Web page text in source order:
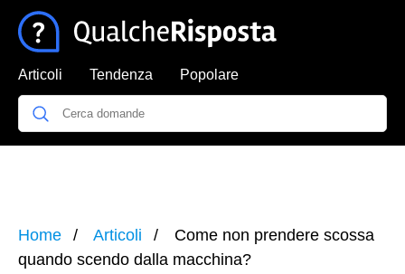
Articoli Tendenza Popolare
Home Articoli
Come non prendere scossa
quando scendo dalla macchina?